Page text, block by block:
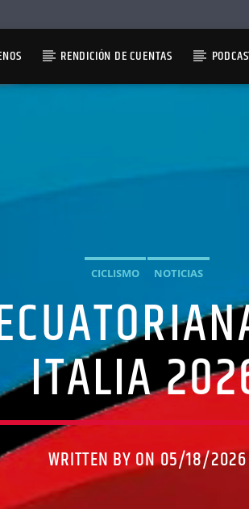
RENDICIÓN DE CUENTAS
CICLISMO NOTICIAS
ITALIA
WRITTEN BY ON 05/18/2026